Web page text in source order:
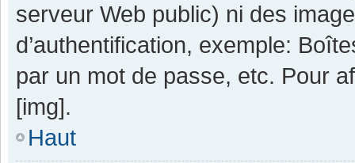
serveur Web public) ni des
d’authentification, exemple:
par un mot de passe, etc. Pour
[img].
Haut